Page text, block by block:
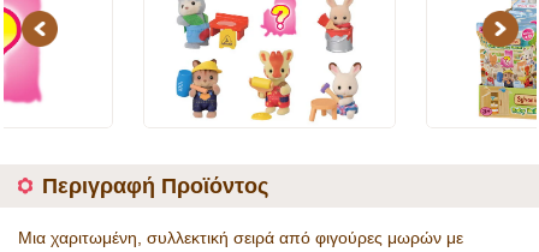
Previous Next
Περιγραφή Προϊόντος
Μια χαριτωμένη, συλλεκτική σειρά από φιγούρες μωρών με